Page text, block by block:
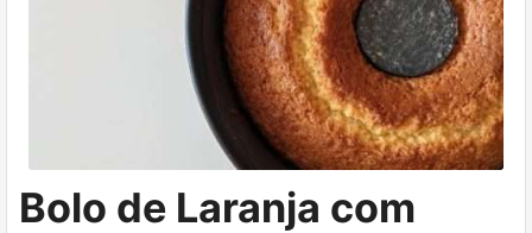
Bolo de Laranja com